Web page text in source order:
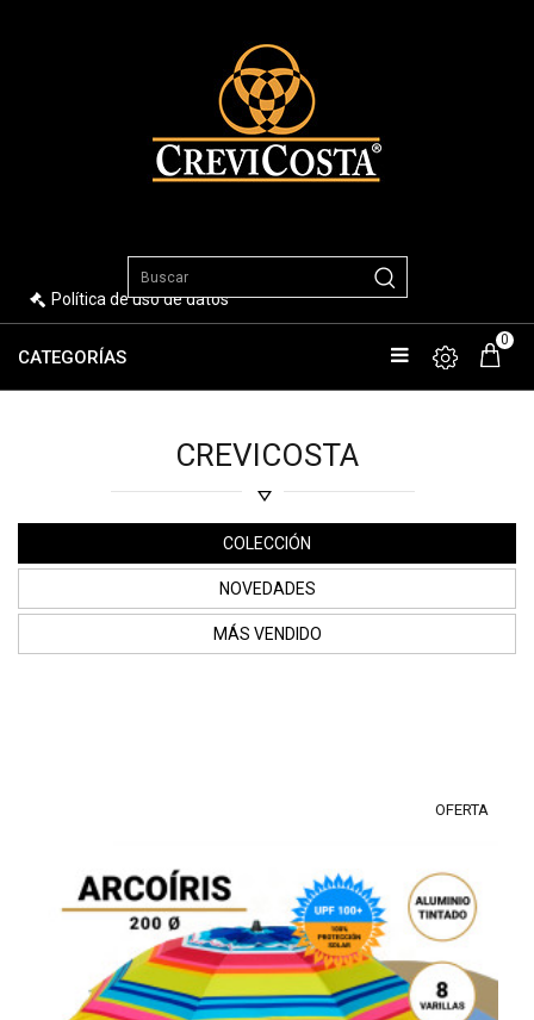
Política de uso de datos
CATEGORÍAS
0
CREVICOSTA
COLECCIÓN
NOVEDADES
MÁS VENDIDO
OFERTA